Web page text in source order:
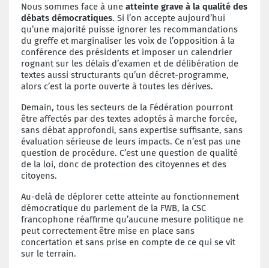
Nous sommes face à une atteinte grave à la qualité des
débats démocratiques. Si l’on accepte aujourd’hui
qu’une majorité puisse ignorer les recommandations
du greffe et marginaliser les voix de l’opposition à la
conférence des présidents et imposer un calendrier
rognant sur les délais d’examen et de délibération de
textes aussi structurants qu’un décret-programme,
alors c’est la porte ouverte à toutes les dérives.
Demain, tous les secteurs de la Fédération pourront
être affectés par des textes adoptés à marche forcée,
sans débat approfondi, sans expertise suffisante, sans
évaluation sérieuse de leurs impacts. Ce n’est pas une
question de procédure. C’est une question de qualité
de la loi, donc de protection des citoyennes et des
citoyens.
Au-delà de déplorer cette atteinte au fonctionnement
démocratique du parlement de la FWB, la CSC
francophone réaffirme qu’aucune mesure politique ne
peut correctement être mise en place sans
concertation et sans prise en compte de ce qui se vit
sur le terrain.